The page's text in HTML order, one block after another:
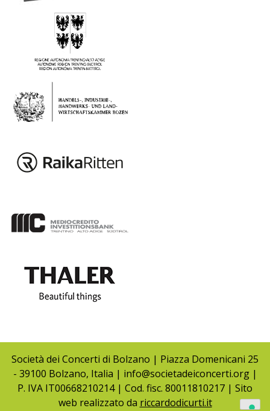
Società dei Concerti di Bolzano | Piazza Domenicani 25
- 39100 Bolzano, Italia | info@societadeiconcerti.org |
P. IVA IT00668210214 | Cod. fisc. 80011810217 | Sito
web realizzato da riccardodicurti.it